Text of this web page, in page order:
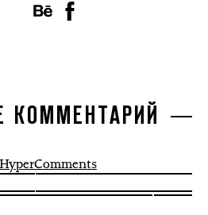
КОММЕНТАРИЙ